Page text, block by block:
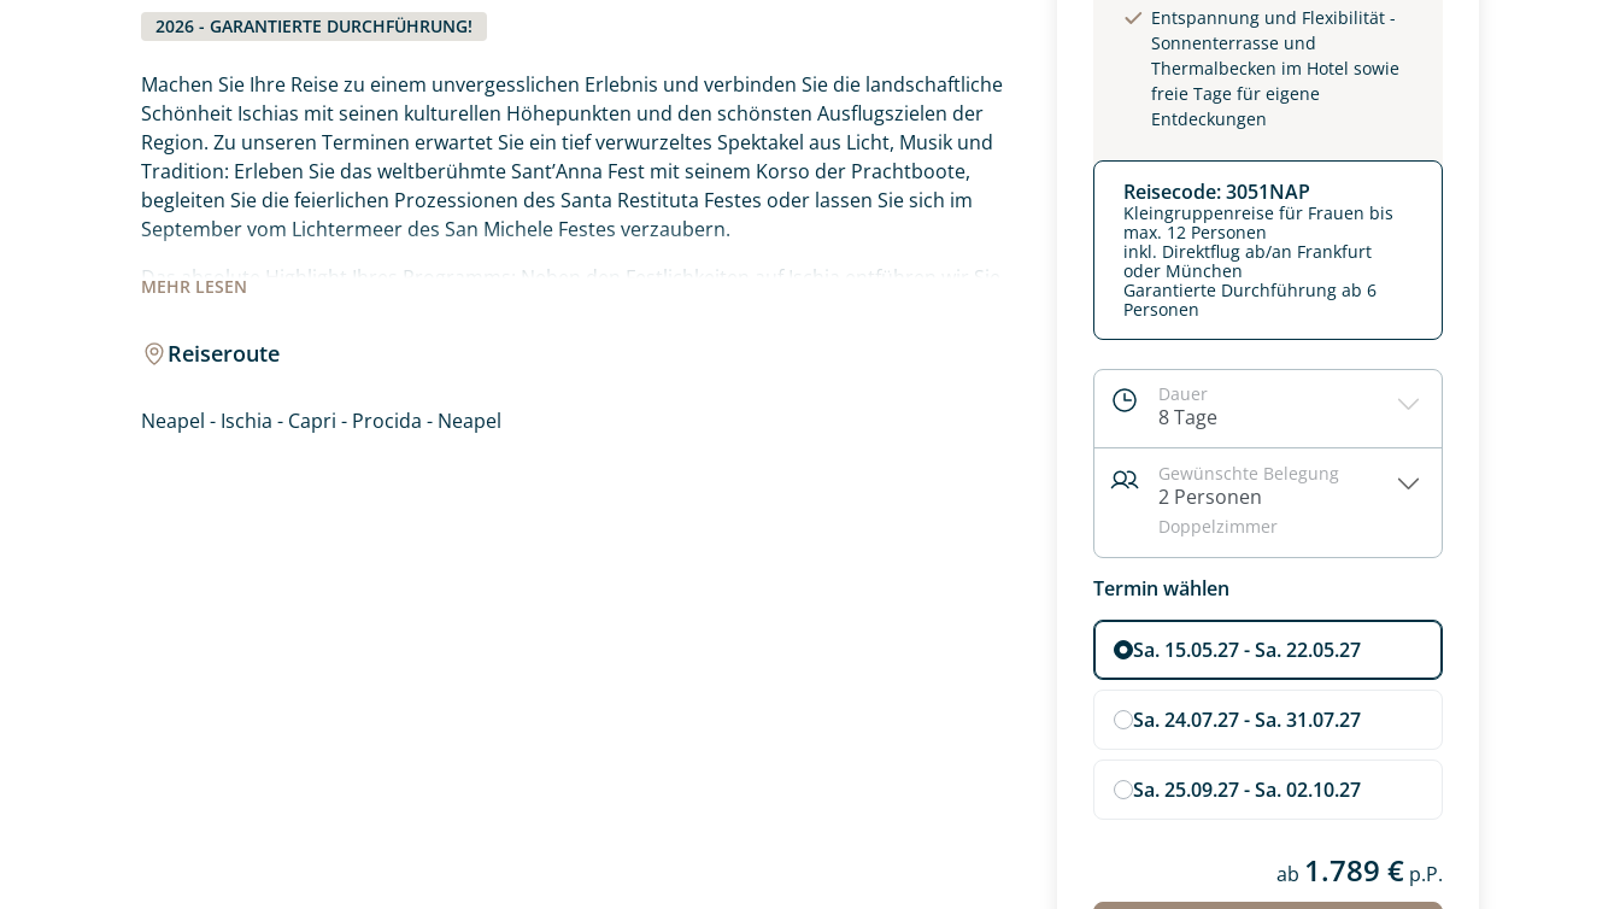
Entspannung und Flexibilität -
Sonnenterrasse und
Thermalbecken im Hotel sowie
freie Tage für eigene
Entdeckungen
Reisecode: 3051NAP
Kleingruppenreise für Frauen bis
max. 12 Personen
inkl. Direktflug ab/an Frankfurt
oder München
Garantierte Durchführung ab 6
Personen
Dauer
8 Tage
Gewünschte Belegung
2 Personen
Doppelzimmer
Termin wählen
Sa. 15.05.27 - Sa. 22.05.27
Sa. 24.07.27 - Sa. 31.07.27
Sa. 25.09.27 - Sa. 02.10.27
ab 1.789 € p.P.
2026 - GARANTIERTE DURCHFÜHRUNG!
MEHR LESEN
Machen Sie Ihre Reise zu einem unvergesslichen Erlebnis und verbinden Sie die landschaftliche
Schönheit Ischias mit seinen kulturellen Höhepunkten und den schönsten Ausflugszielen der
Region. Zu unseren Terminen erwartet Sie ein tief verwurzeltes Spektakel aus Licht, Musik und
Tradition: Erleben Sie das weltberühmte Sant’Anna Fest mit seinem Korso der Prachtboote,
begleiten Sie die feierlichen Prozessionen des Santa Restituta Festes oder lassen Sie sich im
September vom Lichtermeer des San Michele Festes verzaubern.
Das absolute Highlight Ihres Programms: Neben den Festlichkeiten auf Ischia entführen wir Sie
für das perfekte Insel-Erlebnis:
Reiseroute
Neapel - Ischia - Capri - Procida - Neapel